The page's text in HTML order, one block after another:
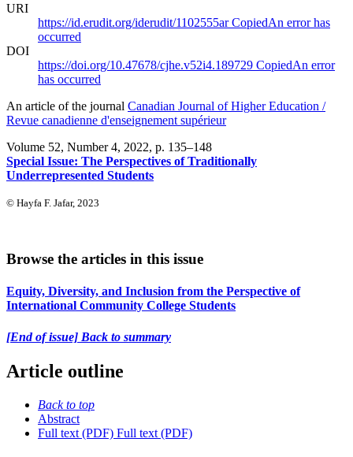
URI
https://id.erudit.org/iderudit/1102555arCopiedAn error has
occurred
DOI
https://doi.org/10.47678/cjhe.v52i4.189729 CopiedAn error
has occurred
An article of the journal Canadian Journal of Higher Education /
Revue canadienne d'enseignement supérieur
Volume 52, Number 4, 2022, p. 135–148
Special Issue: The Perspectives of Traditionally
Underrepresented Students
© Hayfa F. Jafar, 2023
Browse the articles in this issue
Equity, Diversity, and Inclusion from the Perspective of
International Community College Students
[End of issue] Back to summary
Article outline
Back to top
Abstract
Full text (PDF) Full text (PDF)